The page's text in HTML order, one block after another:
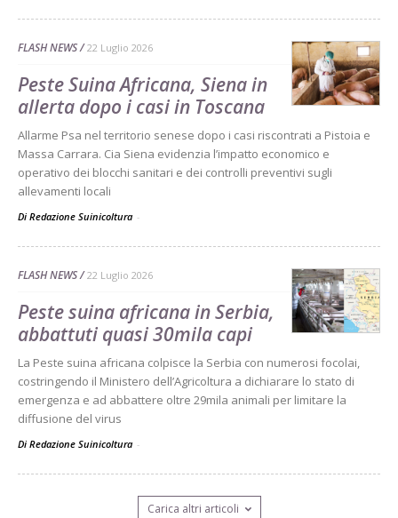
FLASH NEWS 22 Luglio 2026
Peste Suina Africana, Siena in
allerta dopo i casi in Toscana
Allarme Psa nel territorio senese dopo i casi riscontrati a Pistoia e
Massa Carrara. Cia Siena evidenzia l’impatto economico e
operativo dei blocchi sanitari e dei controlli preventivi sugli
allevamenti locali
Di Redazione Suinicoltura -
FLASH NEWS 22 Luglio 2026
Peste suina africana in Serbia,
abbattuti quasi 30mila capi
La Peste suina africana colpisce la Serbia con numerosi focolai,
costringendo il Ministero dell’Agricoltura a dichiarare lo stato di
emergenza e ad abbattere oltre 29mila animali per limitare la
diffusione del virus
Di Redazione Suinicoltura -
Carica altri articoli